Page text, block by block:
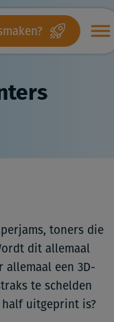
toners die
dit allemaal
allemaal een 3D-
te schelden
uitgeprint is?